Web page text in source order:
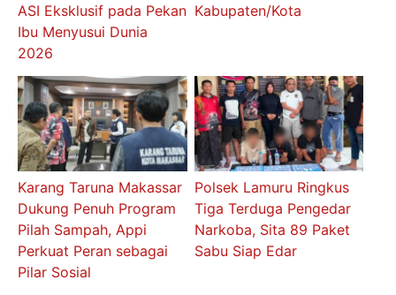
ASI Eksklusif pada Pekan
Ibu Menyusui Dunia
2026
Kabupaten/Kota
Karang Taruna Makassar
Dukung Penuh Program
Pilah Sampah, Appi
Perkuat Peran sebagai
Pilar Sosial
Polsek Lamuru Ringkus
Tiga Terduga Pengedar
Narkoba, Sita 89 Paket
Sabu Siap Edar